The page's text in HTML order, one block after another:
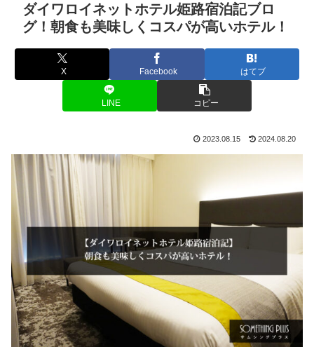
ダイワロイネットホテル姫路宿泊記ブロ
グ！朝食も美味しくコスパが高いホテル！
X Facebook はてブ
LINE コピー
2023.08.15 2024.08.20